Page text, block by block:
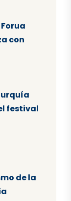
con
festival
de la